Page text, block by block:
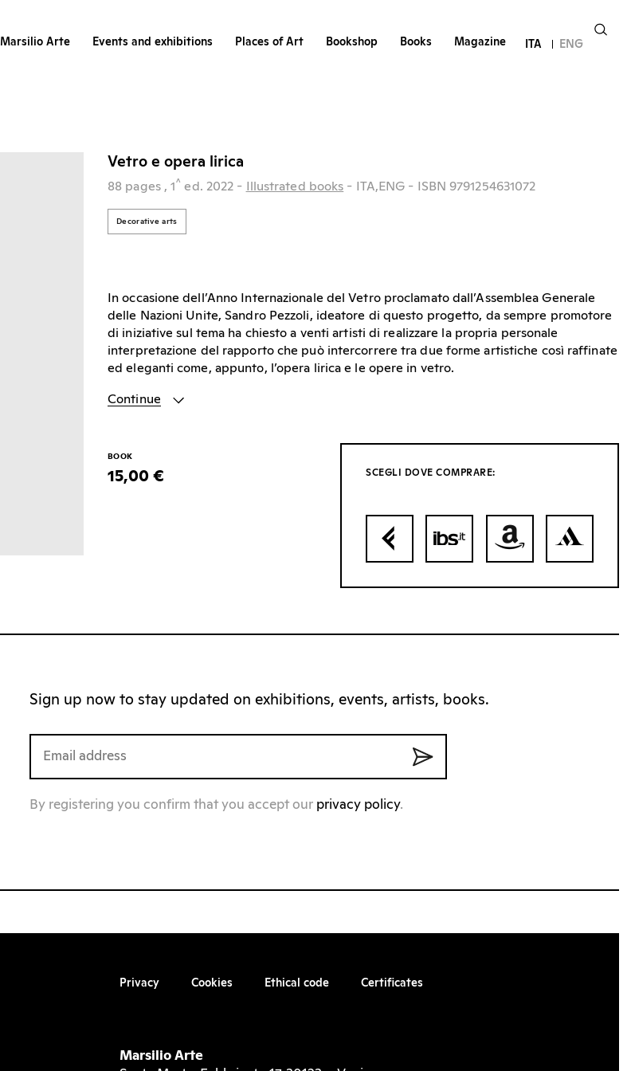
Marsilio Arte Events and exhibitions Places of Art Bookshop Books Magazine ITA ENG
Vetro e opera lirica
88 pages , 1^ ed. 2022 - Illustrated books - ITA,ENG - ISBN 9791254631072
Decorative arts
In occasione dell’Anno Internazionale del Vetro proclamato dall’Assemblea Generale
delle Nazioni Unite, Sandro Pezzoli, ideatore di questo progetto, da sempre promotore
di iniziative sul tema ha chiesto a venti artisti di realizzare la propria personale
interpretazione del rapporto che può intercorrere tra due forme artistiche così raffinate
ed eleganti come, appunto, l’opera lirica e le opere in vetro.
Continue
BOOK
15,00 € SCEGLI DOVE COMPRARE:
Sign up now to stay updated on exhibitions, events, artists, books.
By registering you confirm that you accept our privacy policy.
Privacy Cookies Ethical code Certificates
Marsilio Arte